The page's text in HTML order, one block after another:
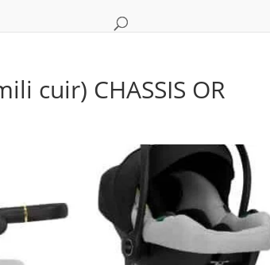
cuir) CHASSIS OR